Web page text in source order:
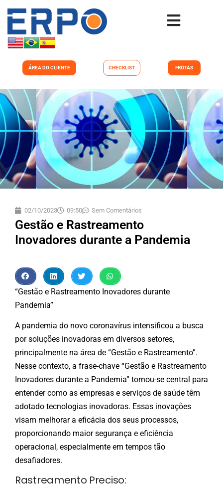
ÁREA DO CLIENTE CHECKLIST FROTAS
02/10/2023 09:50 Sem Comentários
Gestão e Rastreamento
Inovadores durante a Pandemia
“Gestão e Rastreamento Inovadores durante
Pandemia”
A pandemia do novo coronavírus intensificou a busca
por soluções inovadoras em diversos setores,
principalmente na área de “Gestão e Rastreamento”.
Nesse contexto, a frase-chave “Gestão e Rastreamento
Inovadores durante a Pandemia” tornou-se central para
entender como as empresas e serviços de saúde têm
adotado tecnologias inovadoras. Essas inovações
visam melhorar a eficácia dos seus processos,
proporcionando maior segurança e eficiência
operacional, especialmente em tempos tão
desafiadores.
Rastreamento Preciso: